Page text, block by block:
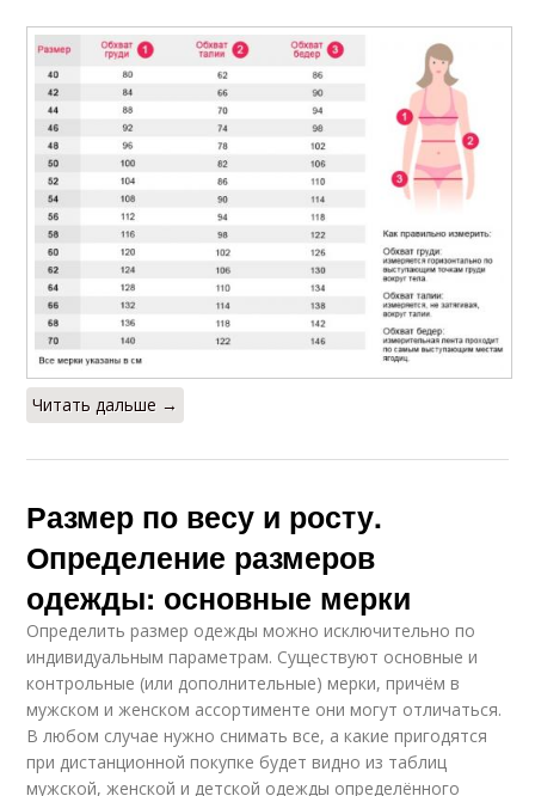
Читать дальше →
Размер по весу и росту.
Определение размеров
одежды: основные мерки
Определить размер одежды можно исключительно по
индивидуальным параметрам. Существуют основные и
контрольные (или дополнительные) мерки, причём в
мужском и женском ассортименте они могут отличаться.
В любом случае нужно снимать все, а какие пригодятся
при дистанционной покупке будет видно из таблиц
мужской, женской и детской одежды определённого